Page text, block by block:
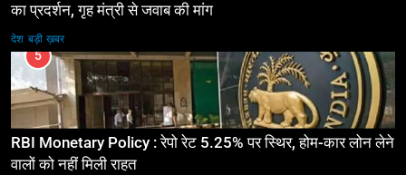
का प्रदर्शन, गृह मंत्री से जवाब की मांग
देश बड़ी ख़बर
5
RBI Monetary Policy : रेपो रेट 5.25% पर स्थिर, होम-कार लोन लेने
वालों को नहीं मिली राहत